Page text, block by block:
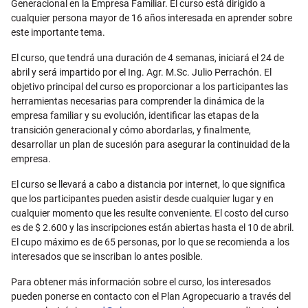
Generacional en la Empresa Familiar. El curso está dirigido a
cualquier persona mayor de 16 años interesada en aprender sobre
este importante tema.
El curso, que tendrá una duración de 4 semanas, iniciará el 24 de
abril y será impartido por el Ing. Agr. M.Sc. Julio Perrachón. El
objetivo principal del curso es proporcionar a los participantes las
herramientas necesarias para comprender la dinámica de la
empresa familiar y su evolución, identificar las etapas de la
transición generacional y cómo abordarlas, y finalmente,
desarrollar un plan de sucesión para asegurar la continuidad de la
empresa.
El curso se llevará a cabo a distancia por internet, lo que significa
que los participantes pueden asistir desde cualquier lugar y en
cualquier momento que les resulte conveniente. El costo del curso
es de $ 2.600 y las inscripciones están abiertas hasta el 10 de abril.
El cupo máximo es de 65 personas, por lo que se recomienda a los
interesados que se inscriban lo antes posible.
Para obtener más información sobre el curso, los interesados
pueden ponerse en contacto con el Plan Agropecuario a través del